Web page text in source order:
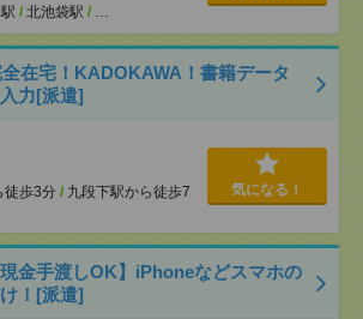
/ 北池袋駅 / …
在宅！KADOKAWA！書籍データ
力[派遣]
徒歩3分 / 九段下駅から徒歩7
気になる！
現金手渡しOK】iPhoneなどスマホの
！[派遣]